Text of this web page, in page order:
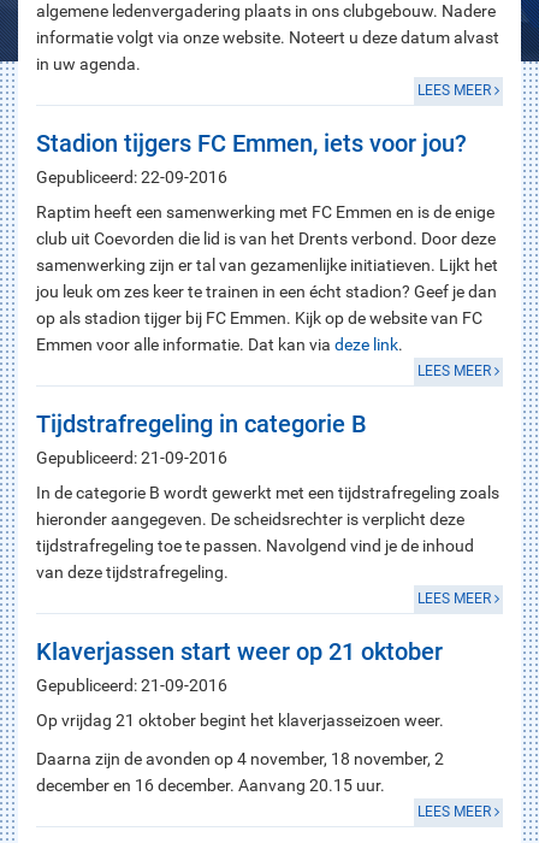
algemene ledenvergadering plaats in ons clubgebouw. Nadere
informatie volgt via onze website. Noteert u deze datum alvast
in uw agenda.
LEES MEER
Stadion tijgers FC Emmen, iets voor jou?
Gepubliceerd: 22-09-2016
Raptim heeft een samenwerking met FC Emmen en is de enige
club uit Coevorden die lid is van het Drents verbond. Door deze
samenwerking zijn er tal van gezamenlijke initiatieven. Lijkt het
jou leuk om zes keer te trainen in een écht stadion? Geef je dan
op als stadion tijger bij FC Emmen. Kijk op de website van FC
Emmen voor alle informatie. Dat kan via deze link.
LEES MEER
Tijdstrafregeling in categorie B
Gepubliceerd: 21-09-2016
In de categorie B wordt gewerkt met een tijdstrafregeling zoals
hieronder aangegeven. De scheidsrechter is verplicht deze
tijdstrafregeling toe te passen. Navolgend vind je de inhoud
van deze tijdstrafregeling.
LEES MEER
Klaverjassen start weer op 21 oktober
Gepubliceerd: 21-09-2016
Op vrijdag 21 oktober begint het klaverjasseizoen weer.
Daarna zijn de avonden op 4 november, 18 november, 2
december en 16 december. Aanvang 20.15 uur.
LEES MEER